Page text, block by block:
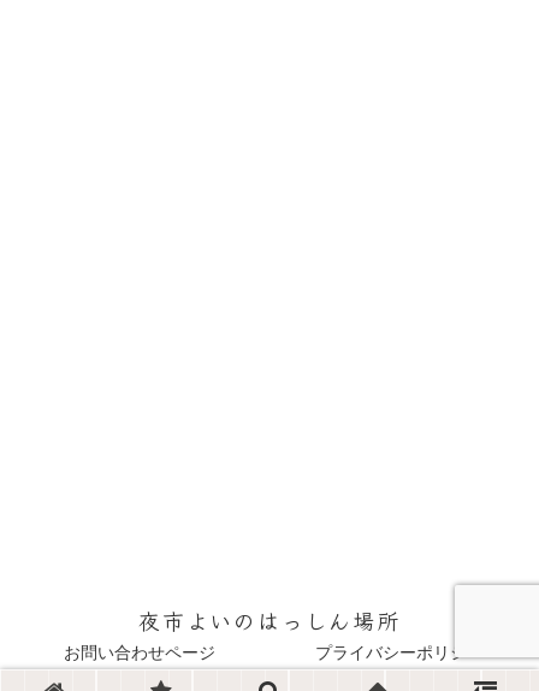
夜市よいのはっしん場所
お問い合わせページ プライバシーポリシー